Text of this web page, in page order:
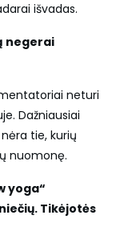
išvadas.
negerai
neturi
Dažniausiai
tie, kurių
nuomonę.
yoga“
Tikėjotės